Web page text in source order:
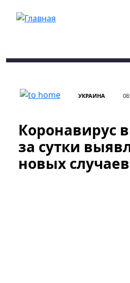
УКРАИНА
Коронавирус
за сутки
новых случаев